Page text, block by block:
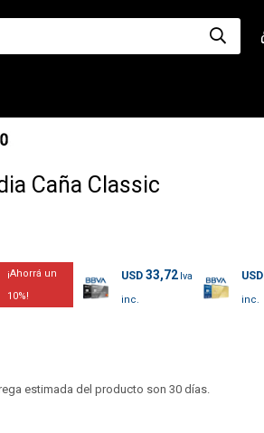
Caña Classic
10
USD 33,72 USD
estimada del producto son 30 días.